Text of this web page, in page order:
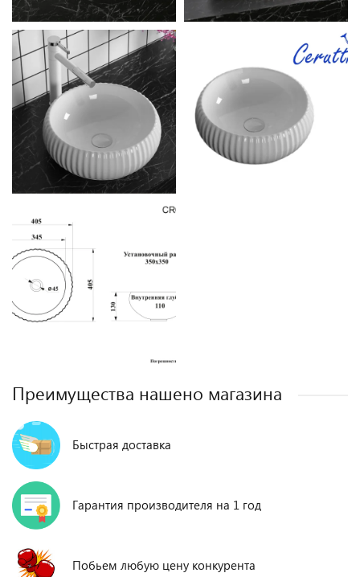
Преимущества нашено магазина
Быстрая доставка
Гарантия производителя на 1 год
Побьем любую цену конкурента